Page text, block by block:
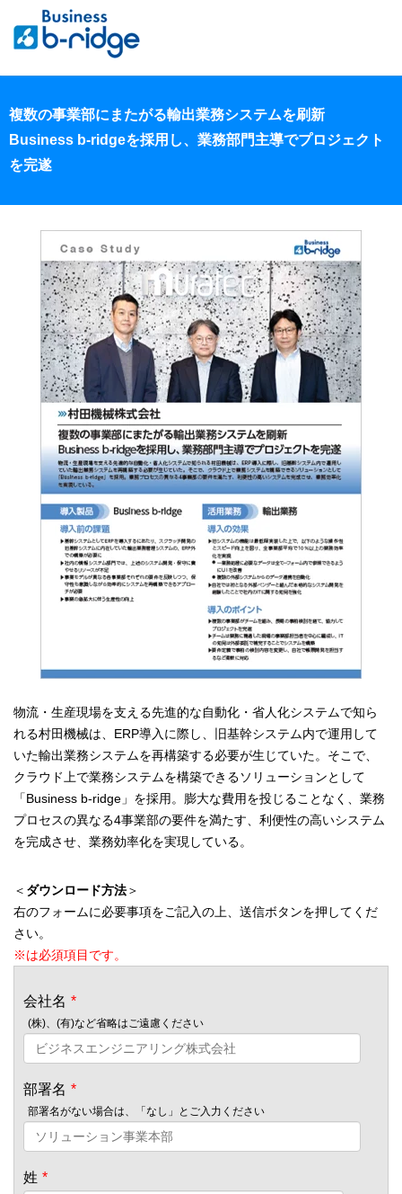
複数の事業部にまたがる輸出業務システムを刷新
Business b-ridgeを採用し、業務部門主導でプロジェクト
を完遂
物流・生産現場を支える先進的な自動化・省人化システムで知ら
れる村田機械は、ERP導入に際し、旧基幹システム内で運用して
いた輸出業務システムを再構築する必要が生じていた。そこで、
クラウド上で業務システムを構築できるソリューションとして
「Business b-ridge」を採用。膨大な費用を投じることなく、業務
プロセスの異なる4事業部の要件を満たす、利便性の高いシステム
を完成させ、業務効率化を実現している。
＜ ダウンロード方法＞
右のフォームに必要事項をご記入の上、送信ボタンを押してくだ
さい。
※は必須項目です。
会社名 *
(株)、(有)など省略はご遠慮ください
部署名 *
部署名がない場合は、「なし」とご入力ください
姓 *